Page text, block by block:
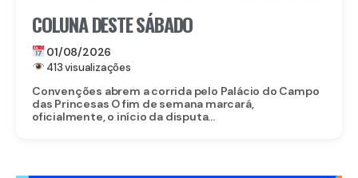
COLUNA DESTE SÁBADO
01/08/2026
413 visualizações
Convenções abrem a corrida pelo Palácio do Campo
das Princesas O fim de semana marcará,
oficialmente, o início da disputa...